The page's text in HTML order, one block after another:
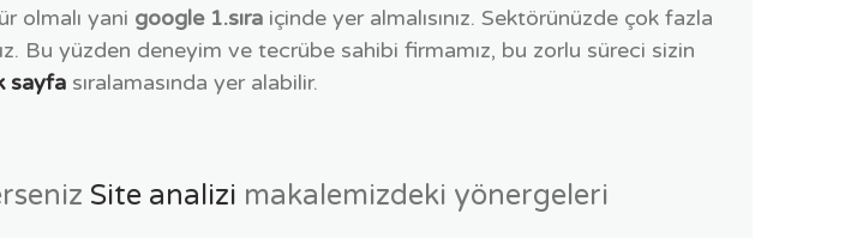
olmalı yani google 1.sıra içinde yer almalısınız. Sektörünüzde çok fazla
Bu yüzden deneyim ve tecrübe sahibi firmamız, bu zorlu süreci sizin
sayfa sıralamasında yer alabilir.
Site analizi makalemizdeki yönergeleri